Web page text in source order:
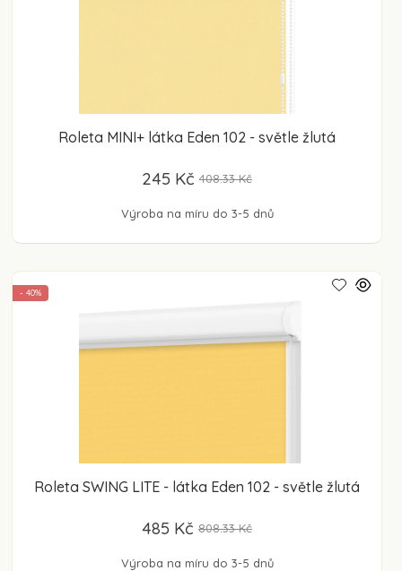
Roleta MINI+ látka Eden 102 - světle žlutá
Výroba na míru do 3-5 dnů
245 Kč 408.33 Kč
Roleta SWING LITE - látka Eden 102 - světle žlutá
- 40%
Výroba na míru do 3-5 dnů
485 Kč 808.33 Kč